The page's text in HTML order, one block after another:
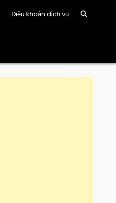
Điều khoản dịch vụ